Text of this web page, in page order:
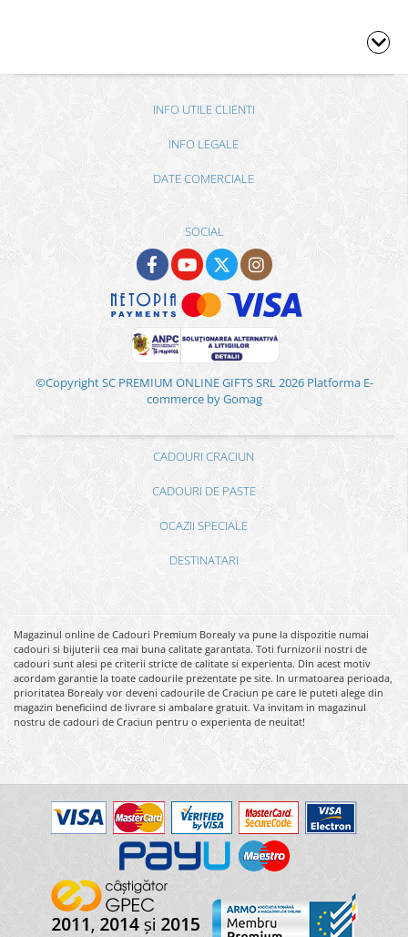
INFO UTILE CLIENTI
INFO LEGALE
DATE COMERCIALE
SOCIAL
©Copyright SC PREMIUM ONLINE GIFTS SRL 2026 Platforma E-
commerce by Gomag
CADOURI CRACIUN
CADOURI DE PASTE
OCAZII SPECIALE
DESTINATARI
Magazinul online de Cadouri Premium Borealy va pune la dispozitie numai
cadouri si bijuterii cea mai buna calitate garantata. Toti furnizorii nostri de
cadouri sunt alesi pe criterii stricte de calitate si experienta. Din acest motiv
acordam garantie la toate cadourile prezentate pe site. In urmatoarea perioada,
prioritatea Borealy vor deveni cadourile de Craciun pe care le puteti alege din
magazin beneficiind de livrare si ambalare gratuit. Va invitam in magazinul
nostru de cadouri de Craciun pentru o experienta de neuitat!